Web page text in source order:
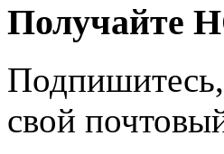
Получайте
Подпишитесь,
свой